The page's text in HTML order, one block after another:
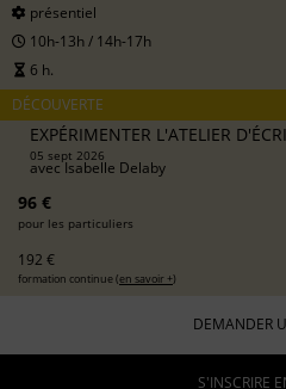
présentiel
10h-13h / 14h-17h
6 h.
DÉCOUVERTE
EXPÉRIMENTER L'ATELIER
05 sept 2026
avecIsabelle Delaby
96 €
pour les particuliers
192 €
formation continue (en savoir +)
DEMANDER
S'INSCRIRE